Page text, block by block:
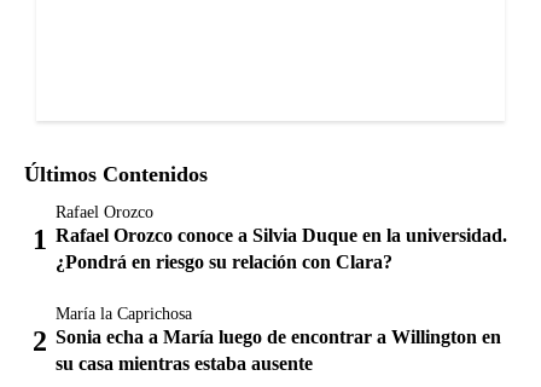
Últimos Contenidos
Rafael Orozco
Rafael Orozco conoce a Silvia Duque en la universidad.
¿Pondrá en riesgo su relación con Clara?
María la Caprichosa
Sonia echa a María luego de encontrar a Willington en
su casa mientras estaba ausente